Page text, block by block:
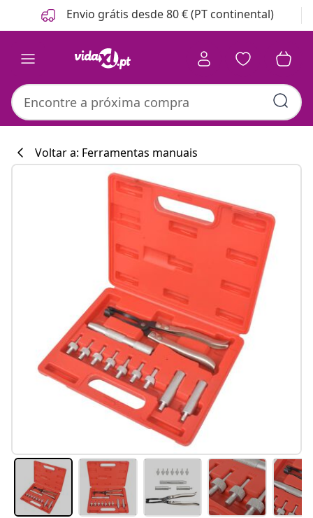
Anterior
Seguinte Envio grátis desde 80 € (PT continental)
Voltar a: Ferramentas manuais